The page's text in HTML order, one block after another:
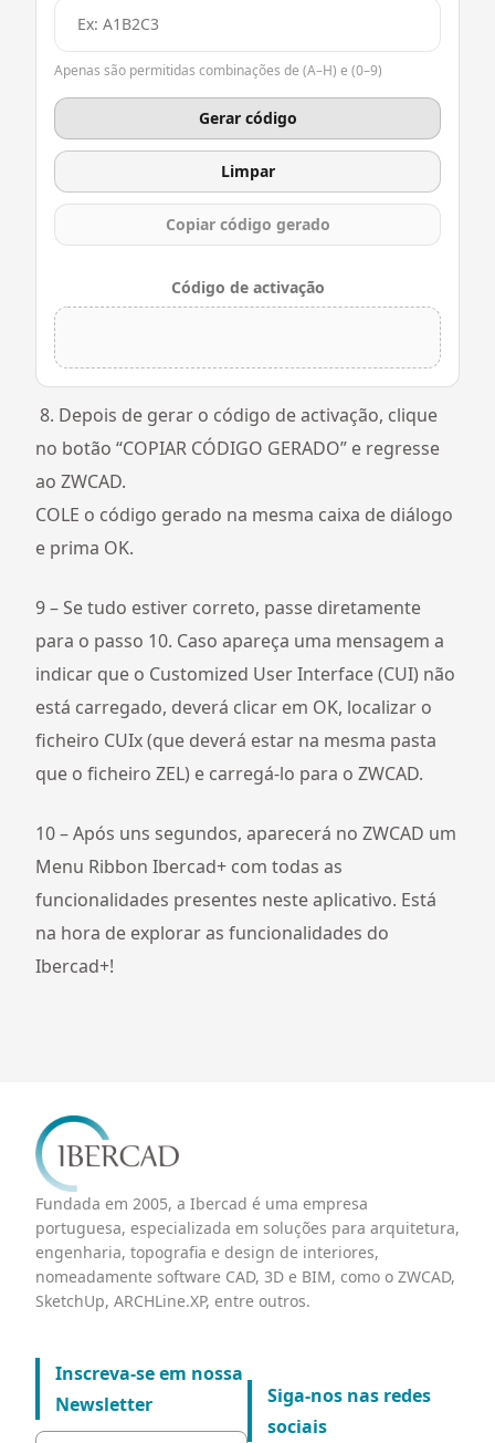
Apenas são permitidas combinações de (A–H) e (0–9)
Gerar código
Limpar
Copiar código gerado
Código de activação
8. Depois de gerar o código de activação, clique
no botão “COPIAR CÓDIGO GERADO” e regresse
ao ZWCAD.
COLE o código gerado na mesma caixa de diálogo
e prima OK.
9 – Se tudo estiver correto, passe diretamente
para o passo 10. Caso apareça uma mensagem a
indicar que o Customized User Interface (CUI) não
está carregado, deverá clicar em OK, localizar o
ficheiro CUIx (que deverá estar na mesma pasta
que o ficheiro ZEL) e carregá-lo para o ZWCAD.
10 – Após uns segundos, aparecerá no ZWCAD um
Menu Ribbon Ibercad+ com todas as
funcionalidades presentes neste aplicativo. Está
na hora de explorar as funcionalidades do
Ibercad+!
Fundada em 2005, a Ibercad é uma empresa
portuguesa, especializada em soluções para arquitetura,
engenharia, topografia e design de interiores,
nomeadamente software CAD, 3D e BIM, como o ZWCAD,
SketchUp, ARCHLine.XP, entre outros.
Inscreva-se em nossa
Newsletter
Siga-nos nas redes
sociais